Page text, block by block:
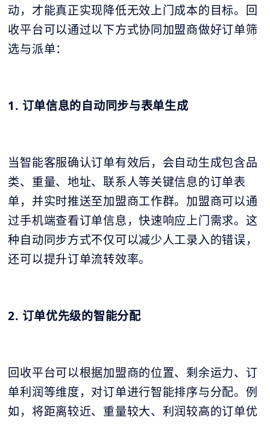
动，才能真正实现降低无效上门成本的目标。回
收平台可以通过以下方式协同加盟商做好订单筛
选与派单：
1. 订单信息的自动同步与表单生成
当智能客服确认订单有效后，会自动生成包含品
类、重量、地址、联系人等关键信息的订单表
单，并实时推送至加盟商工作群。加盟商可以通
过手机端查看订单信息，快速响应上门需求。这
种自动同步方式不仅可以减少人工录入的错误，
还可以提升订单流转效率。
2. 订单优先级的智能分配
回收平台可以根据加盟商的位置、剩余运力、订
单利润等维度，对订单进行智能排序与分配。例
如，将距离较近、重量较大、利润较高的订单优